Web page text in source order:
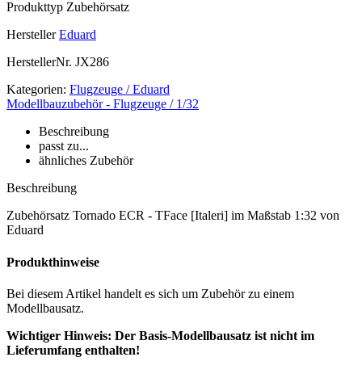
Produkttyp Zubehörsatz
Hersteller Eduard
HerstellerNr. JX286
Kategorien: Flugzeuge / Eduard
Modellbauzubehör - Flugzeuge / 1/32
Beschreibung
passt zu...
ähnliches Zubehör
Beschreibung
Zubehörsatz Tornado ECR - TFace [Italeri] im Maßstab 1:32 von
Eduard
Produkthinweise
Bei diesem Artikel handelt es sich um Zubehör zu einem
Modellbausatz.
Wichtiger Hinweis: Der Basis-Modellbausatz ist nicht im
Lieferumfang enthalten!